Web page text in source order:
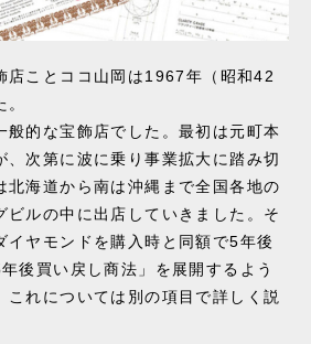
店ことココ山岡は1967年（昭和42
般的な宝飾店でした。最初は元町本
、次第に波に乗り事業拡大に踏み切
北海道から南は沖縄まで全国各地の
ビルの中に出店していきました。そ
イヤモンドを購入時と同額で5年後
後買い戻し商法」を展開するよう
これについては別の項目で詳しく説